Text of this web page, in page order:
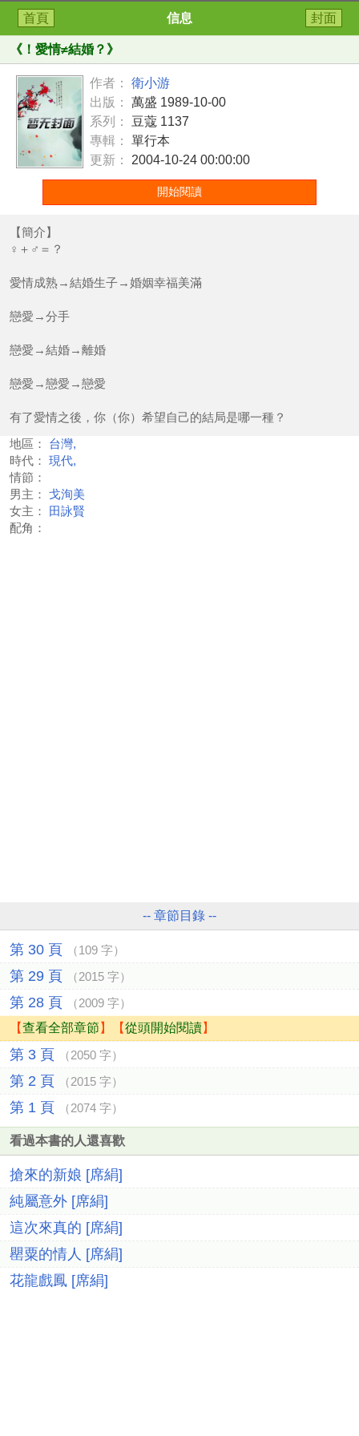
首頁 信息 封面
《 ！愛情≠結婚？ 》
作者：
衛小游
出版：
萬盛 1989-10-00
系列：
豆蔻 1137
專輯：
單行本
更新：
2004-10-24 00:00:00
開始閱讀
【簡介】
♀＋♂＝？
愛情成熟→結婚生子→婚姻幸福美滿
戀愛→分手
戀愛→結婚→離婚
戀愛→戀愛→戀愛
有了愛情之後，你（你）希望自己的結局是哪一種？
地區：
台灣,
時代：
現代,
情節：
男主：
戈洵美
女主：
田詠賢
配角：
-- 章節目錄 --
第 30 頁 （109 字）
第 29 頁 （2015 字）
第 28 頁 （2009 字）
【查看全部章節 】【從頭開始閱讀】
第 3 頁 （2050 字）
第 2 頁 （2015 字）
第 1 頁 （2074 字）
看過本書的人還喜歡
搶來的新娘 [席絹]
純屬意外 [席絹]
這次來真的 [席絹]
罌粟的情人 [席絹]
花龍戲鳳 [席絹]